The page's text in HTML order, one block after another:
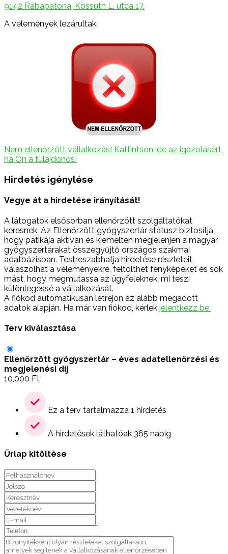
9142 Rábapatona, Kossuth L. utca 17.
A vélemények lezárultak.
Nem ellenőrzött vállalkozás! Kattintson ide az igazolásért,
ha Ön a tulajdonos!
Hirdetés igénylése
Vegye át a hirdetése irányítását!
A látogatók elsősorban ellenőrzött szolgáltatókat
keresnek. Az Ellenőrzött gyógyszertár státusz biztosítja,
hogy patikája aktívan és kiemelten megjelenjen a magyar
gyógyszertárakat összegyűjtő országos szakmai
adatbázisban. Testreszabhatja hirdetése részleteit,
válaszolhat a véleményekre, feltölthet fényképeket és sok
mást, hogy megmutassa az ügyfeleknek, mi teszi
különlegessé a vállalkozását.
A fiókod automatikusan létrejön az alább megadott
adatok alapján. Ha már van fiókod, kérlek jelentkezz be.
Terv kiválasztása
Ellenőrzött gyógyszertár – éves adatellenőrzési és
megjelenési díj
10,000 Ft
Ez a terv tartalmazza 1 hirdetés
A hirdetések láthatóak 365 napig
Űrlap kitöltése